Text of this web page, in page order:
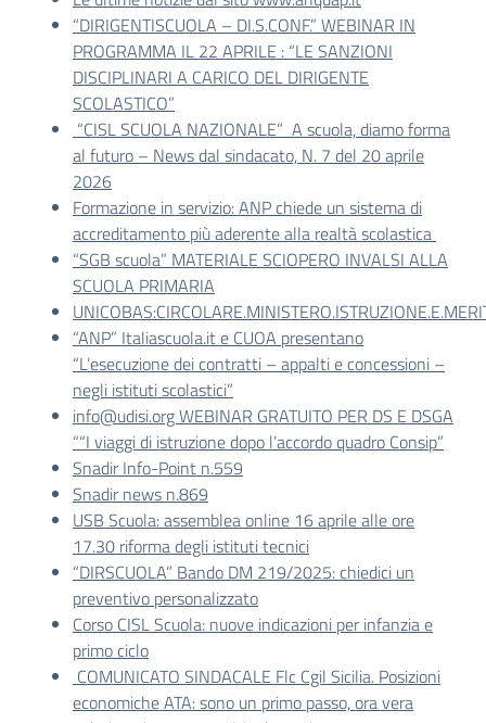
“DIRIGENTISCUOLA – DI.S.CONF.” WEBINAR IN
PROGRAMMA IL 22 APRILE : “LE SANZIONI
DISCIPLINARI A CARICO DEL DIRIGENTE
SCOLASTICO”
“CISL SCUOLA NAZIONALE” A scuola, diamo forma
al futuro – News dal sindacato, N. 7 del 20 aprile
2026
Formazione in servizio: ANP chiede un sistema di
accreditamento più aderente alla realtà scolastica
“SGB scuola” MATERIALE SCIOPERO INVALSI ALLA
SCUOLA PRIMARIA
“ANP” Italiascuola.it e CUOA presentano
“L’esecuzione dei contratti – appalti e concessioni –
negli istituti scolastici”
info@udisi.org WEBINAR GRATUITO PER DS E DSGA
““I viaggi di istruzione dopo l’accordo quadro Consip”
Snadir Info-Point n.559
Snadir news n.869
USB Scuola: assemblea online 16 aprile alle ore
17.30 riforma degli istituti tecnici
“DIRSCUOLA” Bando DM 219/2025: chiedici un
preventivo personalizzato
Corso CISL Scuola: nuove indicazioni per infanzia e
primo ciclo
COMUNICATO SINDACALE Flc Cgil Sicilia. Posizioni
economiche ATA: sono un primo passo, ora vera